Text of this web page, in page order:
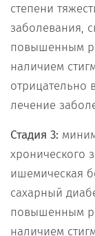
степени
заболевания,
повышенным
наличием
отрицательно
лечение
Стадия 3:
хронического
ишемическая
сахарный
повышенным
наличием